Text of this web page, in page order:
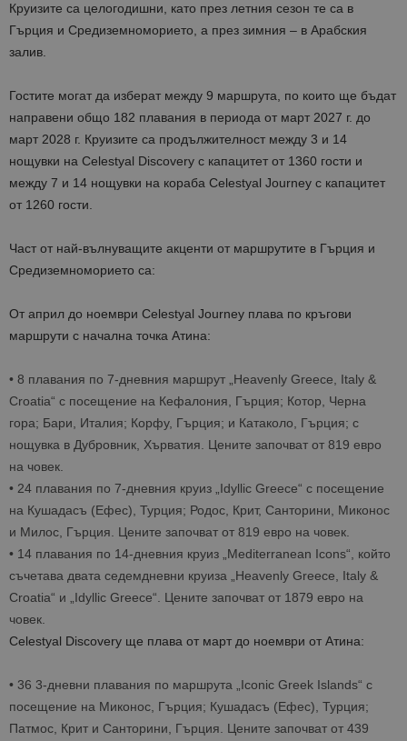
Круизите са целогодишни, като през летния сезон те са в
Гърция и Средиземноморието, а през зимния – в Арабския
залив.
Гостите могат да изберат между 9 маршрута, по които ще бъдат
направени общо 182 плавания в периода от март 2027 г. до
март 2028 г. Круизите са продължителност между 3 и 14
нощувки на Celestyal Discovery с капацитет от 1360 гости и
между 7 и 14 нощувки на кораба Celestyal Journey с капацитет
от 1260 гости.
Част от най-вълнуващите акценти от маршрутите в Гърция и
Средиземноморието са:
От април до ноември Celestyal Journey плава по кръгови
маршрути с начална точка Атина:
• 8 плавания по 7-дневния маршрут „Heavenly Greece, Italy &
Croatia“ с посещение на Кефалония, Гърция; Котор, Черна
гора; Бари, Италия; Корфу, Гърция; и Катаколо, Гърция; с
нощувка в Дубровник, Хърватия. Цените започват от 819 евро
на човек.
• 24 плавания по 7-дневния круиз „Idyllic Greece“ с посещение
на Кушадасъ (Ефес), Турция; Родос, Крит, Санторини, Миконос
и Милос, Гърция. Цените започват от 819 евро на човек.
• 14 плавания по 14-дневния круиз „Mediterranean Icons“, който
съчетава двата седемдневни круиза „Heavenly Greece, Italy &
Croatia“ и „Idyllic Greece“. Цените започват от 1879 евро на
човек.
Celestyal Discovery ще плава от март до ноември от Атина:
• 36 3-дневни плавания по маршрута „Iconic Greek Islands“ с
посещение на Миконос, Гърция; Кушадасъ (Ефес), Турция;
Патмос, Крит и Санторини, Гърция. Цените започват от 439